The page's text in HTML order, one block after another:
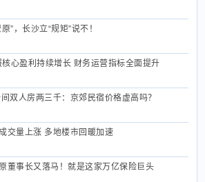
”，长沙立“规矩”说不！
心盈利持续增长 财务运营指标全面提升
双人房两三千：京郊民宿价格虚高吗？
交量上涨 多地楼市回暖加速
董事长又落马！就是这家万亿保险巨头